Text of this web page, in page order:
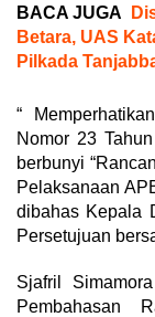
BACA JUGA
Betara, UAS
Pilkada
“
Nomor 23
berbunyi
Pelaksanaan
dibahas Kepala
Persetujuan
Sjafril
Pembahasan